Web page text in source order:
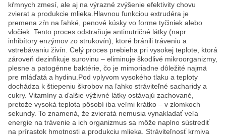
kŕmnych zmesí, ale aj na výrazné zvýšenie efektivity chovu
zvierat a produkcie mlieka.Hlavnou funkciou extrudéra je
premena zŕn na ľahké, penové kúsky vo forme tyčiniek alebo
vločiek. Tento proces odstraňuje antinutričné látky (napr.
inhibítory enzýmov zo strukovín), ktoré bránili tráveniu a
vstrebávaniu živín. Celý proces prebieha pri vysokej teplote, ktorá
zároveň dezinfikuje surovinu – eliminuje škodlivé mikroorganizmy,
plesne a patogénne baktérie, čo je mimoriadne dôležité najmä
pre mláďatá a hydinu.Pod vplyvom vysokého tlaku a teploty
dochádza k štiepeniu škrobov na ľahko stráviteľné sacharidy a
cukry. Vitamíny a ďalšie výživné látky ostávajú zachované,
pretože vysoká teplota pôsobí iba veľmi krátko – v zlomkoch
sekundy. To znamená, že zvieratá nemusia vynakladať veľa
energie na trávenie a ich organizmus sa môže naplno sústrediť
na prírastok hmotnosti a produkciu mlieka. Stráviteľnosť krmiva